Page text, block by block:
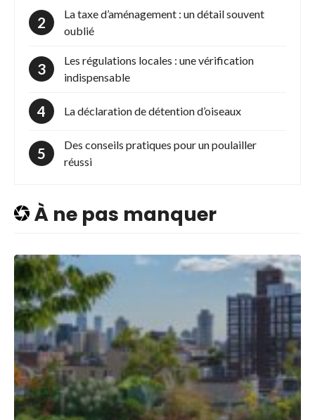
La taxe d’aménagement : un détail souvent
oublié
Les régulations locales : une vérification
indispensable
La déclaration de détention d’oiseaux
Des conseils pratiques pour un poulailler
réussi
À ne pas manquer